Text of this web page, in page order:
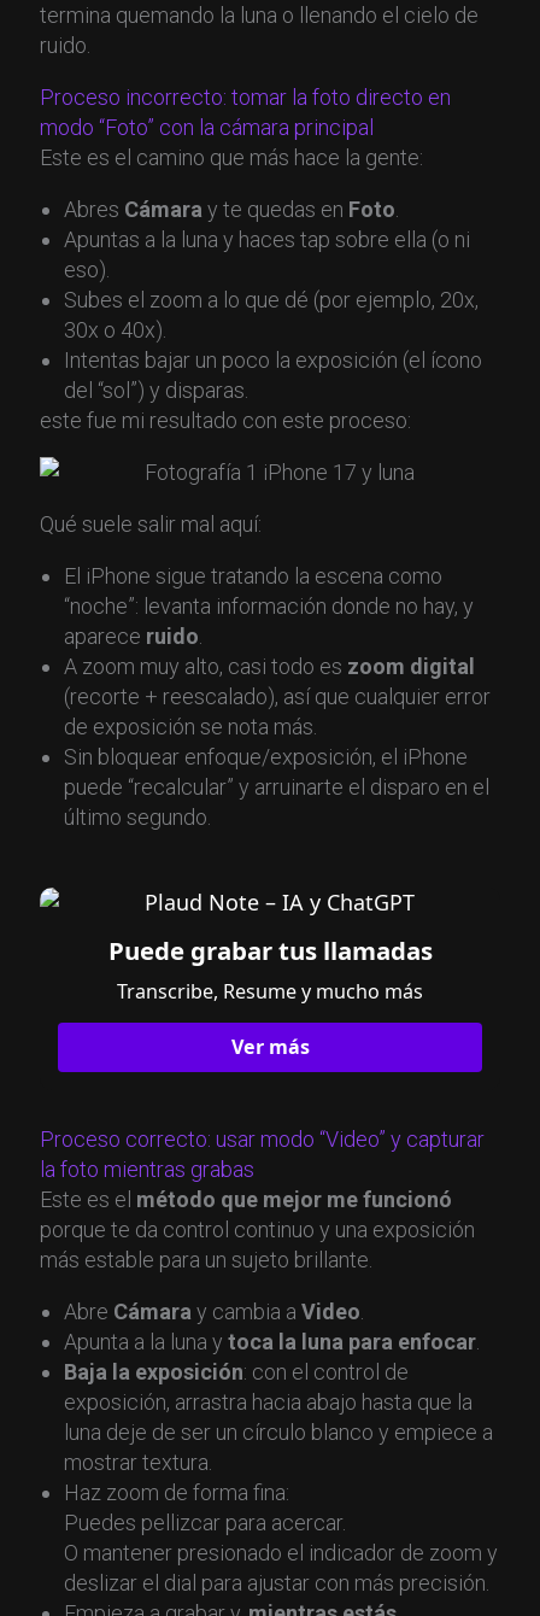
termina quemando la luna o llenando el cielo de
ruido.
Proceso incorrecto: tomar la foto directo en
modo “Foto” con la cámara principal
Este es el camino que más hace la gente:
Abres Cámaray te quedas en Foto.
Apuntas a la luna y haces tap sobre ella (o ni
eso).
Subes el zoom a lo que dé (por ejemplo, 20x,
30x o 40x).
Intentas bajar un poco la exposición (el ícono
del “sol”) y disparas.
este fue mi resultado con este proceso:
Qué suele salir mal aquí:
El iPhone sigue tratando la escena como
“noche”: levanta información donde no hay, y
aparece ruido.
A zoom muy alto, casi todo es zoom digital
(recorte + reescalado), así que cualquier error
de exposición se nota más.
Sin bloquear enfoque/exposición, el iPhone
puede “recalcular” y arruinarte el disparo en el
último segundo.
Puede grabar tus llamadas
Transcribe, Resume y mucho más
Ver más
Proceso correcto: usar modo “Video” y capturar
la foto mientras grabas
Este es el método que mejor me funcionó
porque te da control continuo y una exposición
más estable para un sujeto brillante.
Abre Cámaray cambia a Video.
Apunta a la luna y toca la luna para enfocar.
Baja la exposición: con el control de
exposición, arrastra hacia abajo hasta que la
luna deje de ser un círculo blanco y empiece a
mostrar textura.
Haz zoom de forma fina:
Puedes pellizcar para acercar.
O mantener presionado el indicador de zoom y
deslizar el dial para ajustar con más precisión.